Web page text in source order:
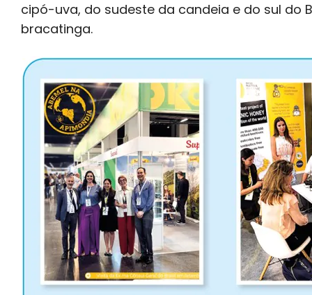
cipó-uva, do sudeste da candeia e do sul do
bracatinga.